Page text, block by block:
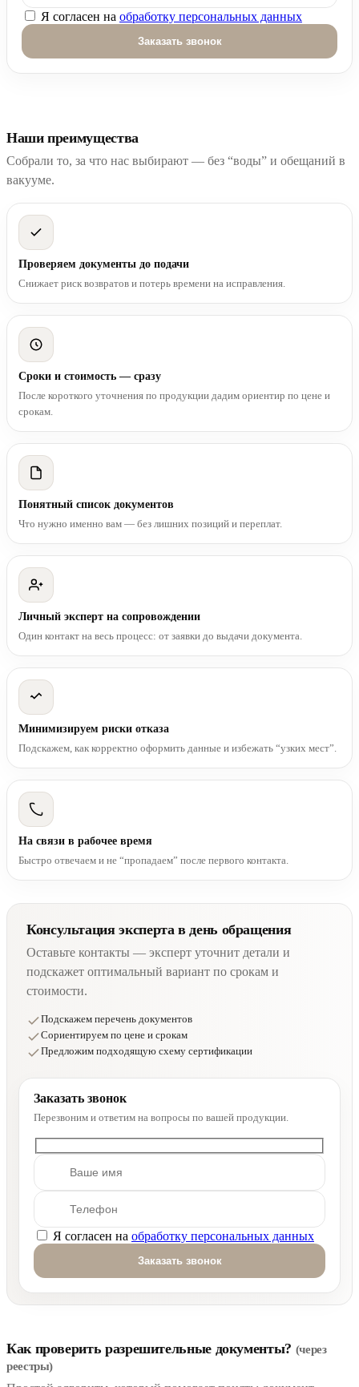
Оставьте это поле пустым.
Я согласен на обработку персональных данных
Наши преимущества
Собрали то, за что нас выбирают — без “воды” и обещаний в
вакууме.
Проверяем документы до подачи
Снижает риск возвратов и потерь времени на исправления.
Сроки и стоимость — сразу
После короткого уточнения по продукции дадим ориентир по цене и
срокам.
Понятный список документов
Что нужно именно вам — без лишних позиций и переплат.
Личный эксперт на сопровождении
Один контакт на весь процесс: от заявки до выдачи документа.
Минимизируем риски отказа
Подскажем, как корректно оформить данные и избежать “узких мест”.
На связи в рабочее время
Быстро отвечаем и не “пропадаем” после первого контакта.
Консультация эксперта в день обращения
Оставьте контакты — эксперт уточнит детали и
подскажет оптимальный вариант по срокам и
стоимости.
Подскажем перечень документов
Сориентируем по цене и срокам
Предложим подходящую схему сертификации
Заказать звонок
Перезвоним и ответим на вопросы по вашей продукции.
Оставьте это поле пустым.
Я согласен на обработку персональных данных
Как проверить разрешительные документы? (через
реестры)